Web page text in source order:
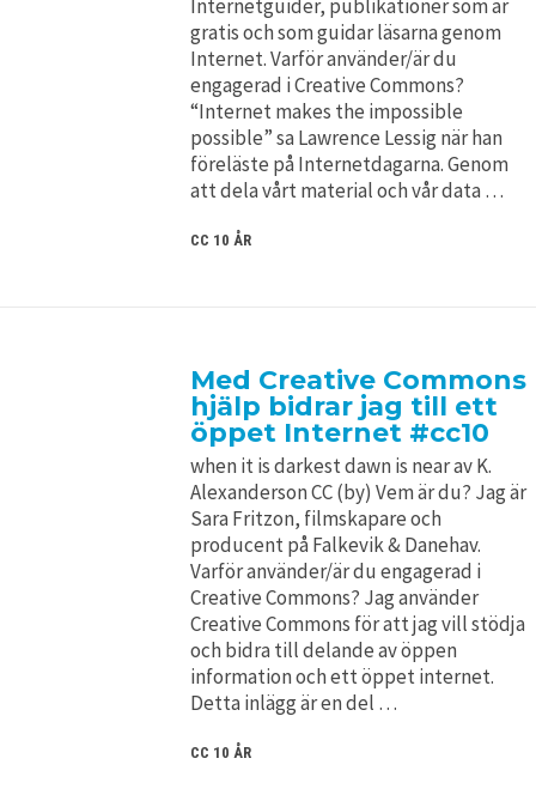
Internetguider, publikationer som är
gratis och som guidar läsarna genom
Internet. Varför använder/är du
engagerad i Creative Commons?
“Internet makes the impossible
possible” sa Lawrence Lessig när han
föreläste på Internetdagarna. Genom
att dela vårt material och vår data …
CC 10 ÅR
Med Creative Commons
hjälp bidrar jag till ett
öppet Internet #cc10
when it is darkest dawn is near av K.
Alexanderson CC (by) Vem är du? Jag är
Sara Fritzon, filmskapare och
producent på Falkevik & Danehav.
Varför använder/är du engagerad i
Creative Commons? Jag använder
Creative Commons för att jag vill stödja
och bidra till delande av öppen
information och ett öppet internet.
Detta inlägg är en del …
CC 10 ÅR